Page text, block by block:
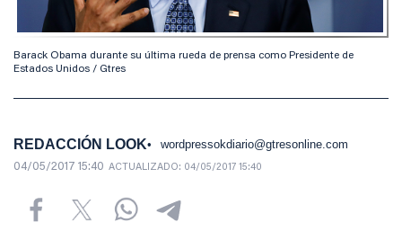
Barack Obama durante su última rueda de prensa como Presidente de
Estados Unidos / Gtres
REDACCIÓN LOOK wordpressokdiario@gtresonline.com
04/05/2017 15:40 ACTUALIZADO: 04/05/2017 15:40